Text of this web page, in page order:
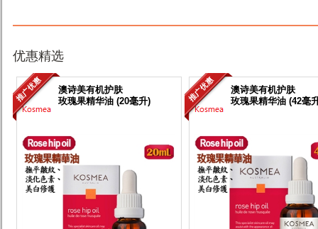
优惠精选
澳诗美有机护肤
玫瑰果精华油 (20毫升)
澳诗美有机护肤
玫瑰果精华油 (42毫